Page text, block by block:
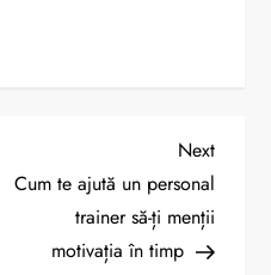
Next
Post
Next
Cum te ajută un personal
trainer să-ți menții
motivația în timp